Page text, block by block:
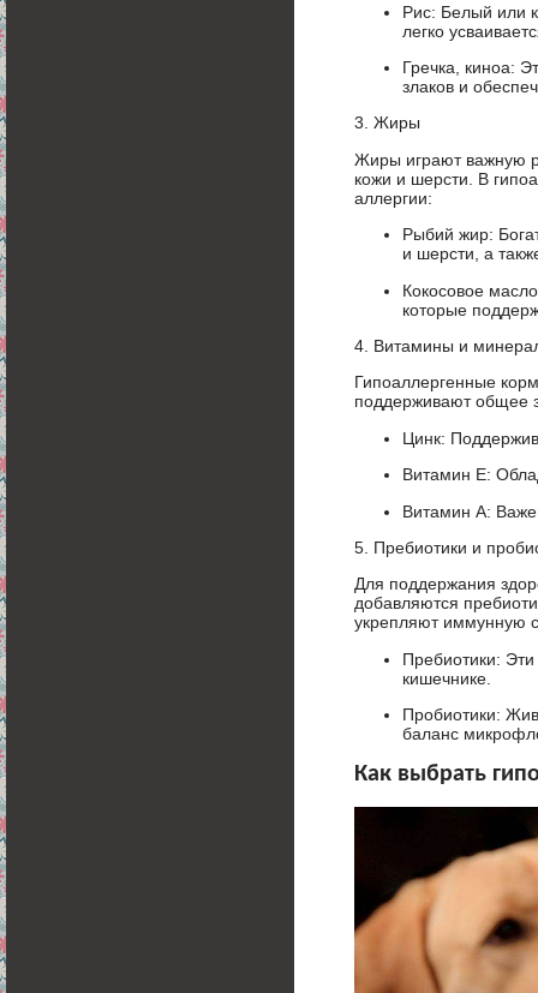
Рис: Белый или
легко
Гречка, киноа:
злаков и
3. Жиры
Жиры играют важную
кожи и шерсти. В
аллергии:
Рыбий жир:
и шерсти, а
Кокосовое
которые
4. Витамины и
Гипоаллергенные
поддерживают общее
Цинк:
Витамин Е:
Витамин А:
5. Пребиотики и
Для поддержания
добавляются
укрепляют иммунную
Пребиотики: Эти
кишечнике.
Пробиотики:
баланс
Как выбрать